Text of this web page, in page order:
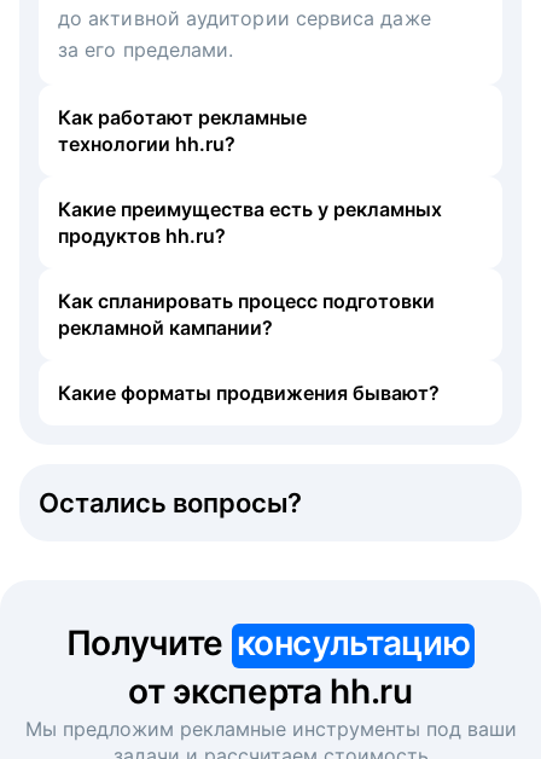
до активной аудитории сервиса даже
за его пределами.
Как работают рекламные
технологии hh.ru?
Какие преимущества есть у рекламных
продуктов hh.ru?
Как спланировать процесс подготовки
рекламной кампании?
Какие форматы продвижения бывают?
Остались вопросы?
Получите консультацию
от эксперта hh.ru
Мы предложим рекламные инструменты под ваши